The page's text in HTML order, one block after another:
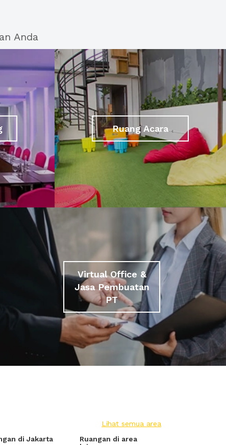
Anda
Ruang Acara
Virtual Office &
Jasa Pembuatan
PT
Lihat semua area
di Jakarta
Ruangan di area